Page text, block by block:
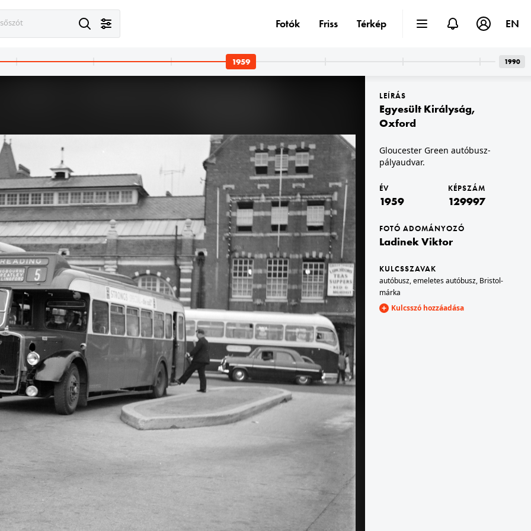
Budapest XI.
a Budaörsi út - Fehérló utca közötti területen, háttérben a Pamuttextilművek (később Dorottya udvar) épülete.
1959 · Budapest XI.
bontott tégla tisztítása a a Budaörsi út - Fehérló utca közötti területen.
1959 · Budapest V.
Kossuth Lajos utca az Astoria felé nézve.
Budapest V.
kikötője a lerombolt Erzsébet híd pesti hídfőjénél.
1959 · Budapest V.
alsó rakpart a lerombolt Erzsébet híd pesti hídfőjénél.
1959
1959 · Siklós
LEÍRÁS
Egyesült Királyság,
Oxford
Gloucester Green autóbusz-
pályaudvar.
ÉV
1959
KÉPSZÁM
129997
FOTÓ ADOMÁNYOZÓ
Ladinek Viktor
KULCSSZAVAK
autóbusz,emeletes autóbusz, Bristol-
márka
Kulcsszó hozzáadása
Fotók Friss Térkép EN
1990
1959